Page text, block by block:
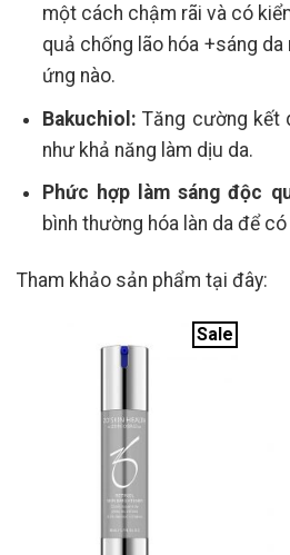
một cách chậm rãi và có
quả chống lão hóa +sáng
ứng nào.
Bakuchiol:Tăng cường kết
như khả năng làm dịu da.
Phức hợp làm sáng độc
bình thường hóa làn da để
Tham khảo sản phẩm tại đây:
Sale